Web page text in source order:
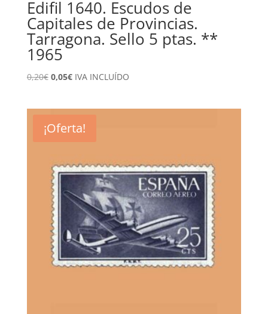
Edifil 1640. Escudos de
Capitales de Provincias.
Tarragona. Sello 5 ptas. **
1965
0,20€ El
0,20€.
0,05€El
0,05€.
IVA INCLUÍDO
¡Oferta!